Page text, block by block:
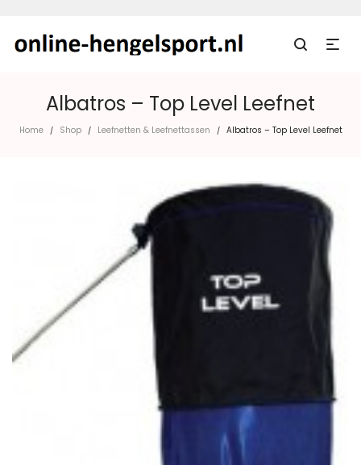
Albatros – Top Level Leefnet
Home / Shop / Leefnetten & Leefnettassen / Albatros – Top Level Leefnet